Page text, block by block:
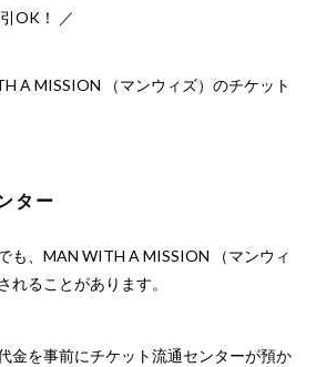
OK！ ／
A MISSION （マンウィズ）のチケット
ター
も、MAN WITH A MISSION （マンウィ
れることがあります。
金を事前にチケット流通センターが預か